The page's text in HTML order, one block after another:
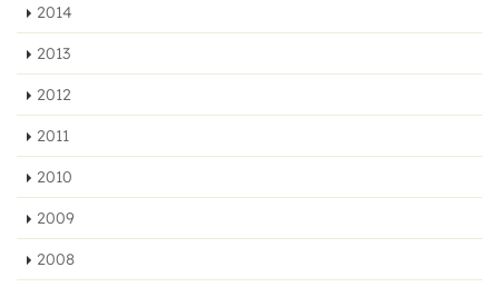
2014
2013
2012
2011
2010
2009
2008